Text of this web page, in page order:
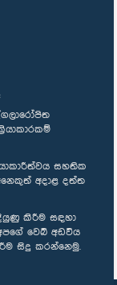
සහතික
අදාළ දත්ත
කිරීම සඳහා
වෙබ් අඩවිය
සිදු කරන්නෙමු.